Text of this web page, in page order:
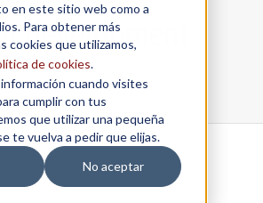
en este sitio web como a
Para obtener más
cookies que utilizamos,
de cookies.
cuando visites
cumplir con tus
que utilizar una pequeña
te vuelva a pedir que elijas.
No aceptar
development
Home / Talent development